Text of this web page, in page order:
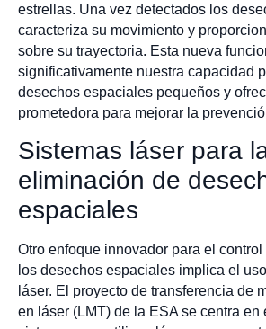
estrellas. Una vez detectados los
caracteriza su movimiento y
sobre su trayectoria. Esta nueva
significativamente nuestra capacidad
desechos espaciales pequeños y
prometedora para mejorar la
Sistemas láser para
eliminación de
espaciales
Otro enfoque innovador para el
los desechos espaciales implica el
láser. El proyecto de transferencia de
en láser (LMT) de la ESA se centra en